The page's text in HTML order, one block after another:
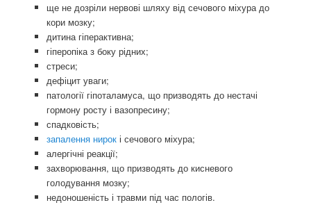
ще не дозріли нервові шляху від сечового міхура до
кори мозку;
дитина гіперактивна;
гіперопіка з боку рідних;
стреси;
дефіцит уваги;
патології гіпоталамуса, що призводять до нестачі
гормону росту і вазопресину;
спадковість;
запалення нирок і сечового міхура;
алергічні реакції;
захворювання, що призводять до кисневого
голодування мозку;
недоношеність і травми під час пологів.